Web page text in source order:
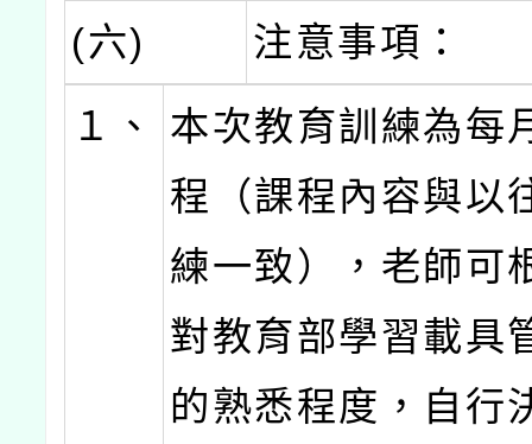
(六)
注意事項：
１、
本次教育訓練為每
程（課程內容與以
練一致），老師可
對教育部學習載具
的熟悉程度，自行